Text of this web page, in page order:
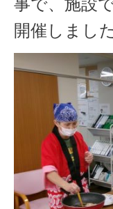
事で、施設
開催しまし